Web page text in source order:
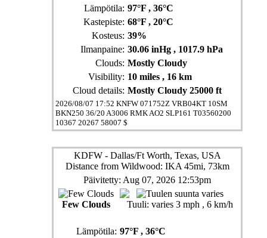
Lämpötila: 97°F , 36°C
Kastepiste: 68°F , 20°C
Kosteus: 39%
Ilmanpaine: 30.06 inHg , 1017.9 hPa
Clouds: Mostly Cloudy
Visibility: 10 miles , 16 km
Cloud details: Mostly Cloudy 25000 ft
2026/08/07 17:52 KNFW 071752Z VRB04KT 10SM
BKN250 36/20 A3006 RMK AO2 SLP161 T03560200
10367 20267 58007 $
KDFW - Dallas/Ft Worth, Texas, USA
Distance from Wildwood: IKA 45mi, 73km
Päivitetty: Aug 07, 2026 12:53pm
Few Clouds Tuuli: varies 3 mph , 6 km/h
Lämpötila: 97°F , 36°C